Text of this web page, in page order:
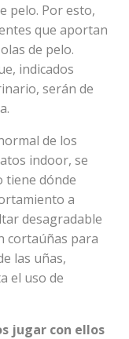
pelo. Por esto,
que aportan
de pelo.
indicados
serán de
de los
indoor, se
tiene dónde
a
desagradable
cortaúñas para
las uñas,
el uso de
jugar con ellos